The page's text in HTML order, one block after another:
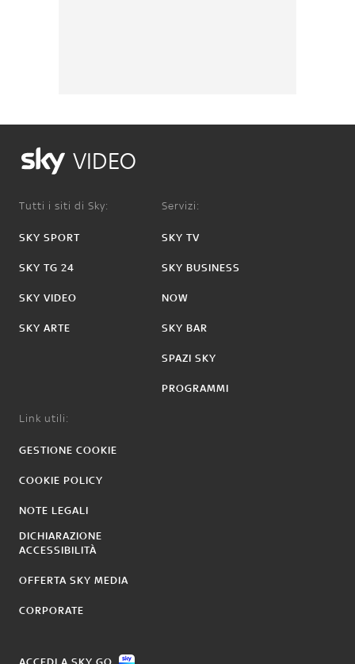
VIDEO
Tutti i siti di Sky:
SKY SPORT
SKY TG 24
SKY VIDEO
SKY ARTE
Servizi:
SKY TV
SKY BUSINESS
NOW
SKY BAR
SPAZI SKY
PROGRAMMI
Link utili:
GESTIONE COOKIE
COOKIE POLICY
NOTE LEGALI
DICHIARAZIONE
ACCESSIBILITÀ
OFFERTA SKY MEDIA
CORPORATE